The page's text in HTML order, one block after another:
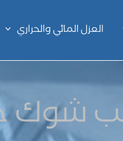
العزل المائي والحراري
شوك